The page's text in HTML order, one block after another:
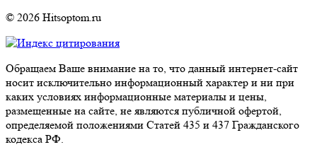
© 2026 Hitsoptom.ru
Обращаем Ваше внимание на то, что данный интернет-сайт
носит исключительно информационный характер и ни при
каких условиях информационные материалы и цены,
размещенные на сайте, не являются публичной офертой,
определяемой положениями Статей 435 и 437 Гражданского
кодекса РФ.